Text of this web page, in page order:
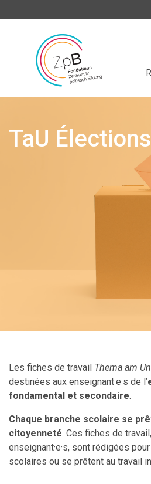
TaU Élections
Les fiches de travail Thema am
destinées aux enseignant·e·s de l’
fondamental et secondaire.
Chaque branche scolaire se
citoyenneté. Ces fiches de
enseignant·e·s, sont rédigées
scolaires ou se prêtent au travail